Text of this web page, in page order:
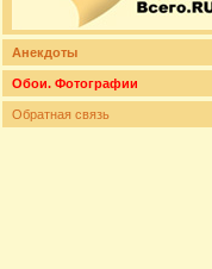
Анекдоты
Обои. Фотографии
Обратная связь